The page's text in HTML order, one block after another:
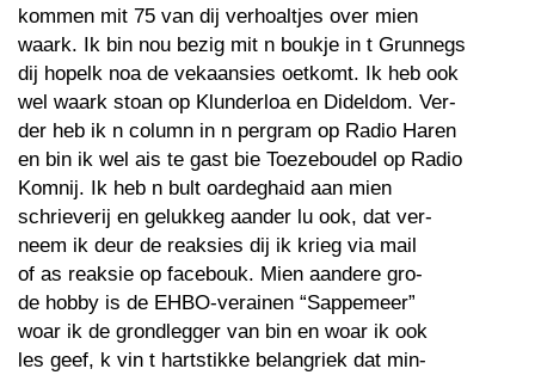
kommen mit 75 van dij verhoaltjes over mien
waark. Ik bin nou bezig mit n boukje in t Grunnegs
dij hopelk noa de vekaansies oetkomt. Ik heb ook
wel waark stoan op Klunderloa en Dideldom. Ver-
der heb ik n column in n pergram op Radio Haren
en bin ik wel ais te gast bie Toezeboudel op Radio
Komnij. Ik heb n bult oardeghaid aan mien
schrieverij en gelukkeg aander lu ook, dat ver-
neem ik deur de reaksies dij ik krieg via mail
of as reaksie op facebouk. Mien aandere gro-
de hobby is de EHBO-verainen “Sappemeer”
woar ik de grondlegger van bin en woar ik ook
les geef, k vin t hartstikke belangriek dat min-